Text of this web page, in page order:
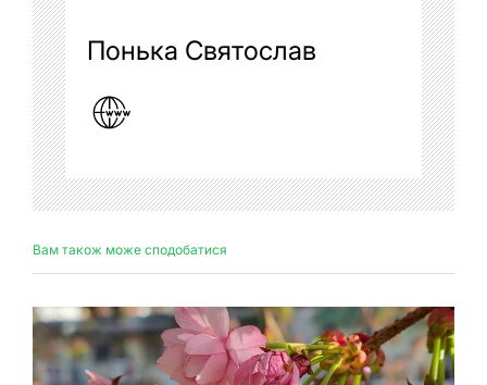
Понька Святослав
Вам також може сподобатися